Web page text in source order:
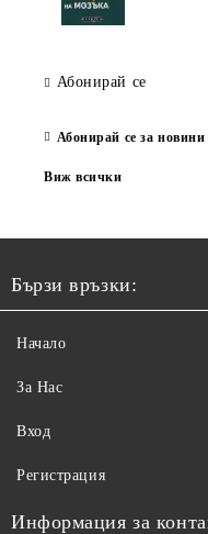
Абонирай се
Абонирай се за новини
Виж всички
Бързи връзки:
Начало
За Нас
Вход
Регистрация
Информация за